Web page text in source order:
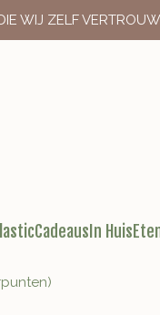
WIJ ZELF
Cadeaus In Huis